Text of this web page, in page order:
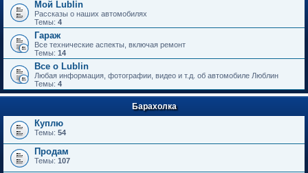
Мой Lublin
Рассказы о наших автомобилях
Темы: 4
Гараж
Все технические аспекты, включая ремонт
Темы: 14
Все о Lublin
Любая информация, фотографии, видео и т.д. об автомобиле Люблин
Темы: 4
Барахолка
Куплю
Темы: 54
Продам
Темы: 107